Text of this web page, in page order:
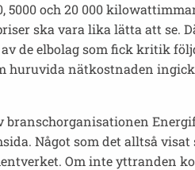
och 20 000
ska vara lika lätta att se.
de elbolag som fick kritik
huruvida nätkostnaden
branschorganisationen
Något som det alltså
Om inte yttranden